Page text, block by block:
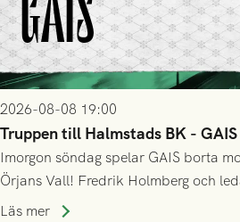
2026-08-08 19:00
Truppen till Halmstads BK -
Imorgon söndag spelar GAIS borta
Örjans Vall! Fredrik Holmberg och
följande trupp till matchen:
Läs mer